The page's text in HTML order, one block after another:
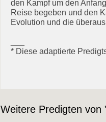
den Kampf um den
Reise begeben und den
Evolution und die
* Diese adaptierte
Weitere Predigten von